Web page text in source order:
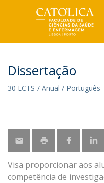
Dissertação
30 ECTS / Anual / Português
Visa proporcionar aos
competência de